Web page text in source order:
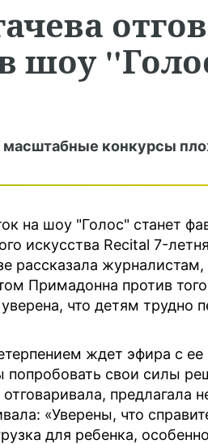
шоу
масштабные конкурсы
на шоу "Голос" станет
искусства Recital 7-
рассказала
Примадонна против
что детям трудно
ждет эфира с
свои силы
предлагала
«Уверены, что
для ребенка,